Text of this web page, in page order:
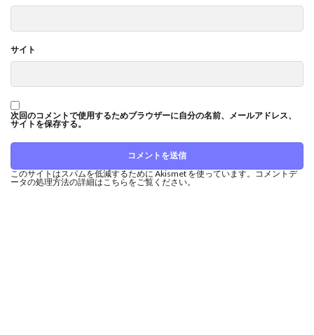
サイト
次回のコメントで使用するためブラウザーに自分の名前、メールアドレス、
サイトを保存する。
このサイトはスパムを低減するために Akismet を使っています。コメントデ
ータの処理方法の詳細はこちらをご覧ください。